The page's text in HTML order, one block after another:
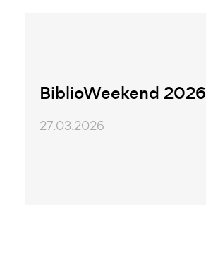
BiblioWeekend 2026
27.03.2026